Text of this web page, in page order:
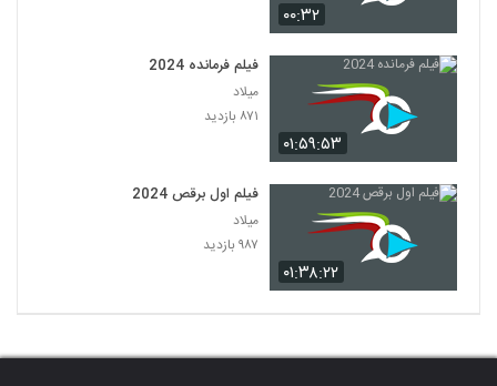
۰۰:۳۲
۰۱:۵۹:۵۳
فیلم فرمانده 2024
میلاد
۸۷۱ بازدید
۰۱:۳۸:۲۲
فیلم اول برقص 2024
میلاد
۹۸۷ بازدید